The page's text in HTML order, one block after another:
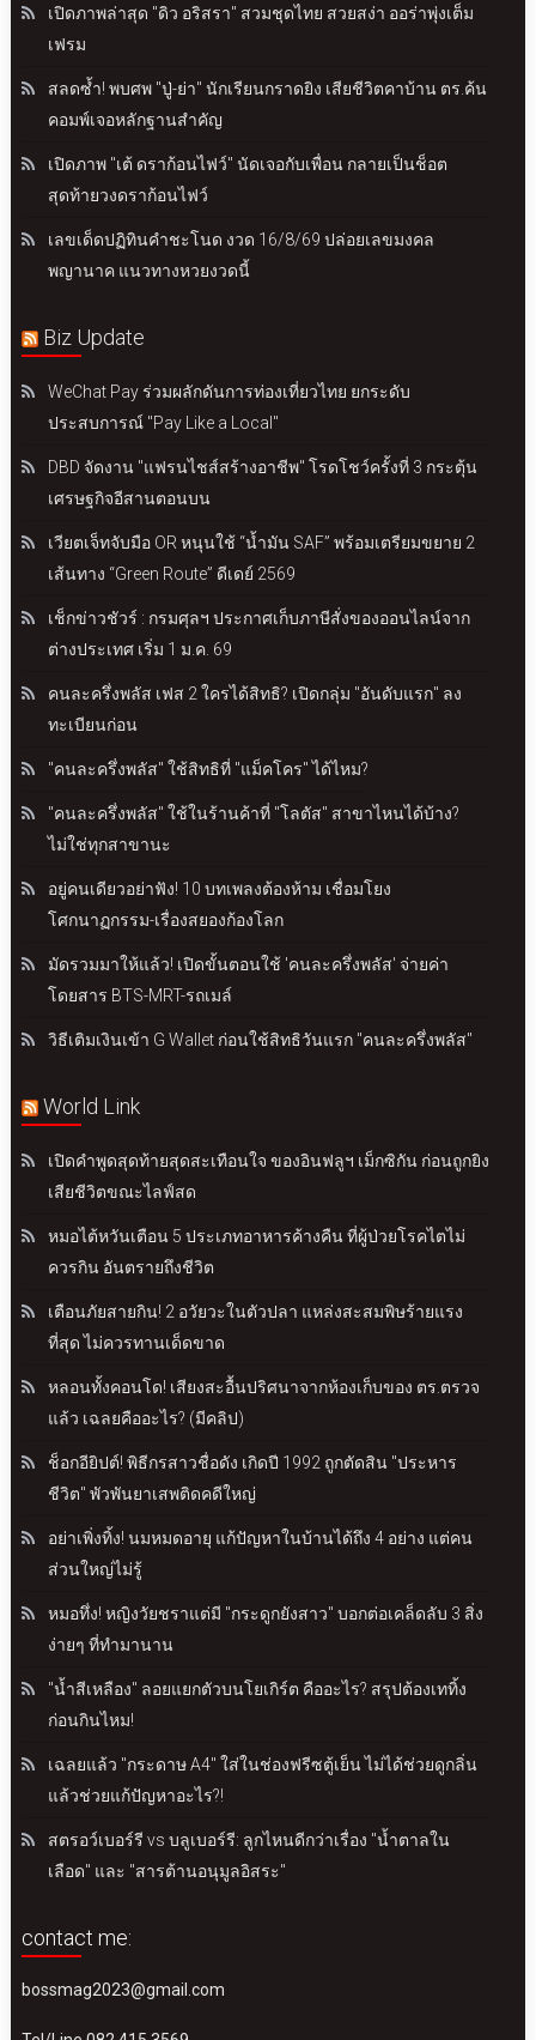
เปิดภาพล่าสุด "ดิว อริสรา" สวมชุดไทย สวยสง่า ออร่าพุ่งเต็ม
เฟรม
สลดซ้ำ! พบศพ "ปู่-ย่า" นักเรียนกราดยิง เสียชีวิตคาบ้าน ตร.ค้น
คอมพ์เจอหลักฐานสำคัญ
เปิดภาพ "เต้ ดราก้อนไฟว์" นัดเจอกับเพื่อน กลายเป็นช็อต
สุดท้ายวงดราก้อนไฟว์
เลขเด็ดปฏิทินคำชะโนด งวด 16/8/69 ปล่อยเลขมงคล
พญานาค แนวทางหวยงวดนี้
Biz Update
WeChat Pay ร่วมผลักดันการท่องเที่ยวไทย ยกระดับ
ประสบการณ์ "Pay Like a Local"
DBD จัดงาน "แฟรนไชส์สร้างอาชีพ" โรดโชว์ครั้งที่ 3 กระตุ้น
เศรษฐกิจอีสานตอนบน
เวียตเจ็ทจับมือ OR หนุนใช้ “น้ำมัน SAF” พร้อมเตรียมขยาย 2
เส้นทาง “Green Route” ดีเดย์ 2569
เช็กข่าวชัวร์ : กรมศุลฯ ประกาศเก็บภาษีสั่งของออนไลน์จาก
ต่างประเทศ เริ่ม 1 ม.ค. 69
คนละครึ่งพลัส เฟส 2 ใครได้สิทธิ? เปิดกลุ่ม "อันดับแรก" ลง
ทะเบียนก่อน
"คนละครึ่งพลัส" ใช้สิทธิที่ "แม็คโคร" ได้ไหม?
"คนละครึ่งพลัส" ใช้ในร้านค้าที่ "โลตัส" สาขาไหนได้บ้าง?
ไม่ใช่ทุกสาขานะ
อยู่คนเดียวอย่าฟัง! 10 บทเพลงต้องห้าม เชื่อมโยง
โศกนาฏกรรม-เรื่องสยองก้องโลก
มัดรวมมาให้แล้ว! เปิดขั้นตอนใช้ 'คนละครึ่งพลัส' จ่ายค่า
โดยสาร BTS-MRT-รถเมล์
วิธีเติมเงินเข้า G Wallet ก่อนใช้สิทธิวันแรก "คนละครึ่งพลัส"
World Link
เปิดคำพูดสุดท้ายสุดสะเทือนใจ ของอินฟลูฯ เม็กซิกัน ก่อนถูกยิง
เสียชีวิตขณะไลฟ์สด
หมอไต้หวันเตือน 5 ประเภทอาหารค้างคืน ที่ผู้ป่วยโรคไตไม่
ควรกิน อันตรายถึงชีวิต
เตือนภัยสายกิน! 2 อวัยวะในตัวปลา แหล่งสะสมพิษร้ายแรง
ที่สุด ไม่ควรทานเด็ดขาด
หลอนทั้งคอนโด! เสียงสะอื้นปริศนาจากห้องเก็บของ ตร.ตรวจ
แล้ว เฉลยคืออะไร? (มีคลิป)
ช็อกอียิปต์! พิธีกรสาวชื่อดัง เกิดปี 1992 ถูกตัดสิน "ประหาร
ชีวิต" พัวพันยาเสพติดคดีใหญ่
อย่าเพิ่งทิ้ง! นมหมดอายุ แก้ปัญหาในบ้านได้ถึง 4 อย่าง แต่คน
ส่วนใหญ่ไม่รู้
หมอทึ่ง! หญิงวัยชราแต่มี "กระดูกยังสาว" บอกต่อเคล็ดลับ 3 สิ่ง
ง่ายๆ ที่ทำมานาน
"น้ำสีเหลือง" ลอยแยกตัวบนโยเกิร์ต คืออะไร? สรุปต้องเททิ้ง
ก่อนกินไหม!
เฉลยแล้ว "กระดาษ A4" ใส่ในช่องฟรีซตู้เย็น ไม่ได้ช่วยดูกลิ่น
แล้วช่วยแก้ปัญหาอะไร?!
สตรอว์เบอร์รี vs บลูเบอร์รี: ลูกไหนดีกว่าเรื่อง "น้ำตาลใน
เลือด" และ "สารต้านอนุมูลอิสระ"
contact me:
bossmag2023@gmail.com